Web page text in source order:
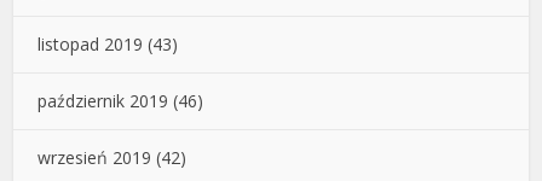
listopad 2019 (43)
październik 2019 (46)
wrzesień 2019 (42)